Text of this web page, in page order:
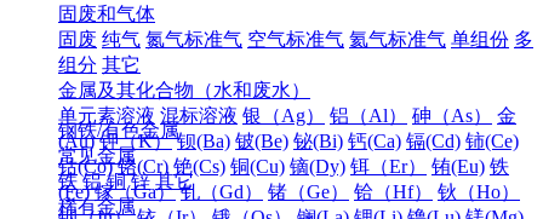
固废和气体
固废 纯气 氮气标准气 空气标准气 氦气标准气 单组份 多
组分 其它
金属及其化合物（水和废水）
单元素溶液 混标溶液 银（Ag） 铝（Al） 砷（As）
金
(Au) 钾（K） 钡(Ba) 铍(Be) 铋(Bi) 钙(Ca) 镉(Cd) 铈(Ce)
钴(Co) 铬(Cr) 铯(Cs) 铜(Cu) 镝(Dy) 铒（Er） 铕(Eu) 铁
(Fe) 镓（Ga） 钆（Gd） 锗（Ge） 铪（Hf）
钬（Ho）
钢铁/有色金属
常见金属
铁 铝 铜 锌 其它
稀有金属